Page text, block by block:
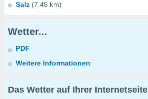
Salz (7.45 km)
Wetter...
PDF
Weitere Informationen
Das Wetter auf Ihrer Internetseite